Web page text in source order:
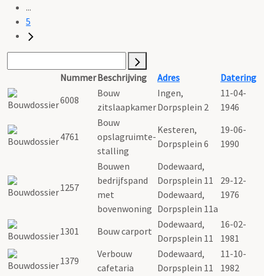
...
5
NummerBeschrijving Adres
Datering
6008
Bouw
zitslaapkamer
Ingen,
Dorpsplein 2
11-04-
1946
4761
Bouw
opslagruimte-
stalling
Kesteren,
Dorpsplein 6
19-06-
1990
1257
Bouwen
bedrijfspand
met
bovenwoning
Dodewaard,
Dorpsplein 11
Dodewaard,
Dorpsplein 11a
29-12-
1976
1301 Bouw carport
Dodewaard,
Dorpsplein 11
16-02-
1981
1379
Verbouw
cafetaria
Dodewaard,
Dorpsplein 11
11-10-
1982